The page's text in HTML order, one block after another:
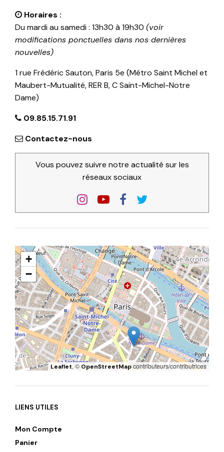
Horaires :
Du mardi au samedi : 13h30 à 19h30 (voir
modifications ponctuelles dans nos dernières
nouvelles)
1 rue Frédéric Sauton, Paris 5e (Métro Saint Michel et
Maubert-Mutualité, RER B, C Saint-Michel-Notre
Dame)
09.85.15.71.91
Contactez-nous
Vous pouvez suivre notre actualité sur les
réseaux sociaux
+
−
Leaflet, ©OpenStreetMapcontributeurs/contributrices
LIENS UTILES
Mon Compte
Panier